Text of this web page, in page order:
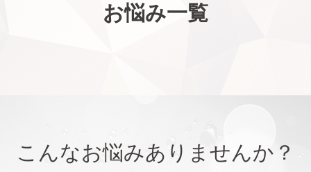
お悩み一覧
こんなお悩みありませんか？